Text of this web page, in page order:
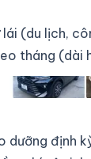
(du lịch,
tháng (dài
dưỡng định